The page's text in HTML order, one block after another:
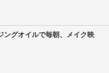
ングオイルで毎朝、メイク映